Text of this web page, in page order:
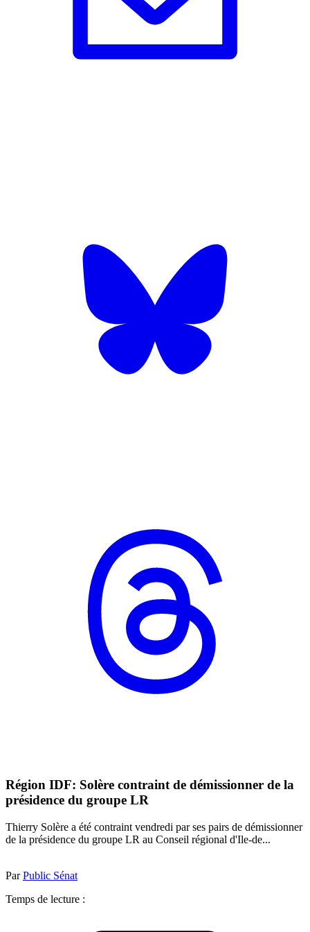
Région IDF: Solère contraint de démissionner de la
présidence du groupe LR
Thierry Solère a été contraint vendredi par ses pairs de démissionner
de la présidence du groupe LR au Conseil régional d'Ile-de...
ParPublic Sénat
Temps de lecture :